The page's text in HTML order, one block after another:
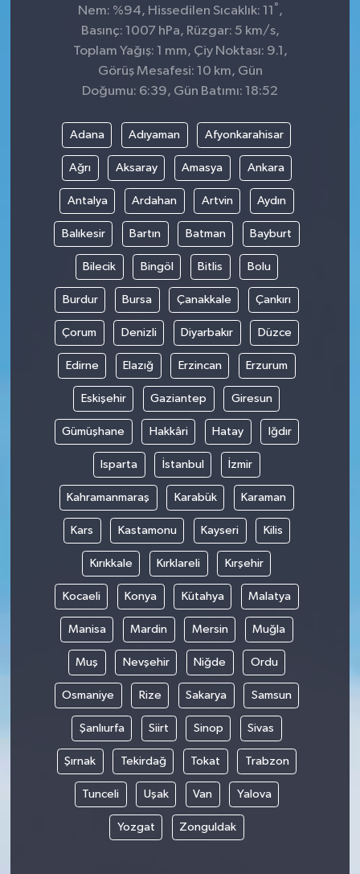
Nem: %94, Hissedilen Sıcaklık: 11 ° ,
Basınç: 1007 hPa, Rüzgar: 5 km/s,
Toplam Yağış: 1 mm, Çiy Noktası: 9.1,
Görüş Mesafesi: 10 km, Gün
Doğumu: 6:39, Gün Batımı: 18:52
Adana Adıyaman Afyonkarahisar
Ağrı Aksaray Amasya Ankara
Antalya Ardahan Artvin Aydın
Balıkesir Bartın Batman Bayburt
Bilecik Bingöl Bitlis Bolu
Burdur Bursa Çanakkale Çankırı
Çorum Denizli Diyarbakır Düzce
Edirne Elazığ Erzincan Erzurum
Eskişehir Gaziantep Giresun
Gümüşhane Hakkâri Hatay Iğdır
Isparta İstanbul İzmir
Kahramanmaraş Karabük Karaman
Kars Kastamonu Kayseri Kilis
Kırıkkale Kırklareli Kırşehir
Kocaeli Konya Kütahya Malatya
Manisa Mardin Mersin Muğla
Muş Nevşehir Niğde Ordu
Osmaniye Rize Sakarya Samsun
Şanlıurfa Siirt Sinop Sivas
Şırnak Tekirdağ Tokat Trabzon
Tunceli Uşak Van Yalova
Yozgat Zonguldak